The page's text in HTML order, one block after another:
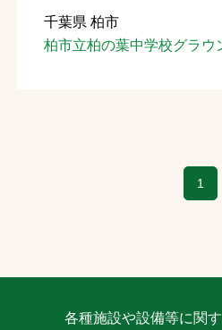
千葉県 柏市
柏市立柏の葉中学校グラウ
1
各種施設や設備等に関